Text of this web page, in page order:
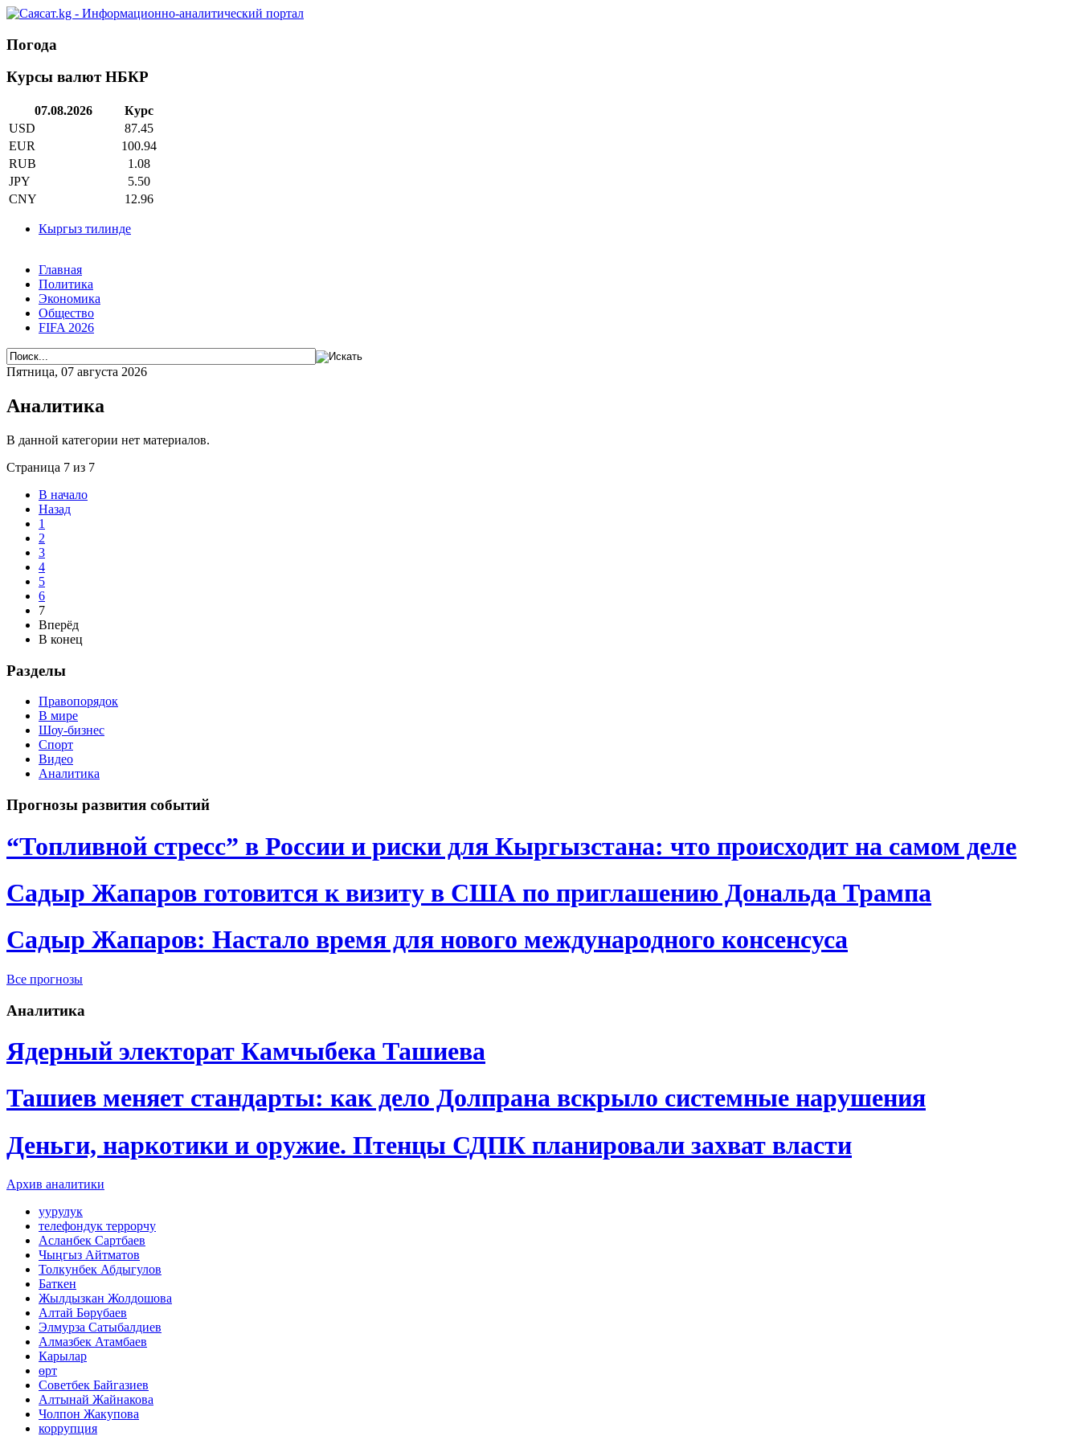
Погода
Курсы валют НБКР
07.08.2026
Курс
USD
87.45
EUR
100.94
RUB
1.08
JPY
5.50
CNY
12.96
Кыргыз тилинде
Главная
Политика
Экономика
Общество
FIFA 2026
Пятница, 07 августа 2026
Аналитика
В данной категории нет материалов.
Страница 7 из 7
В начало
Назад
1
2
3
4
5
6
7
Вперёд
В конец
Разделы
Правопорядок
В мире
Шоу-бизнес
Спорт
Видео
Аналитика
Прогнозы развития событий
“Топливной стресс” в России и риски для Кыргызстана: что происходит на самом деле
Садыр Жапаров готовится к визиту в США по приглашению Дональда Трампа
Садыр Жапаров: Настало время для нового международного консенсуса
Все прогнозы
Аналитика
Ядерный электорат Камчыбека Ташиева
Ташиев меняет стандарты: как дело Долпрана вскрыло системные нарушения
Деньги, наркотики и оружие. Птенцы СДПК планировали захват власти
Архив аналитики
уурулук
телефондук террорчу
Асланбек Сартбаев
Чыңгыз Айтматов
Толкунбек Абдыгулов
Баткен
Жылдызкан Жолдошова
Алтай Бөрүбаев
Элмурза Сатыбалдиев
Алмазбек Атамбаев
Карылар
өрт
Советбек Байгазиев
Алтынай Жайнакова
Чолпон Жакупова
коррупция